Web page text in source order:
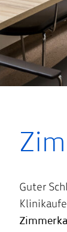
Guter